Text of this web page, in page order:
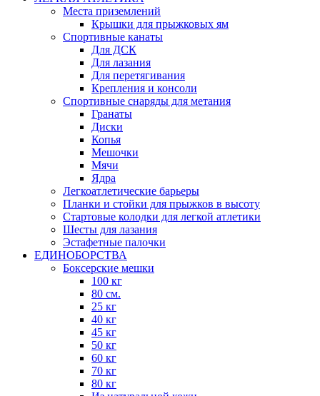
Места приземлений
Крышки для прыжковых ям
Спортивные канаты
Для ДСК
Для лазания
Для перетягивания
Крепления и консоли
Спортивные снаряды для метания
Гранаты
Диски
Копья
Мешочки
Мячи
Ядра
Легкоатлетические барьеры
Планки и стойки для прыжков в высоту
Стартовые колодки для легкой атлетики
Шесты для лазания
Эстафетные палочки
ЕДИНОБОРСТВА
Боксерские мешки
100 кг
80 см.
25 кг
40 кг
45 кг
50 кг
60 кг
70 кг
80 кг